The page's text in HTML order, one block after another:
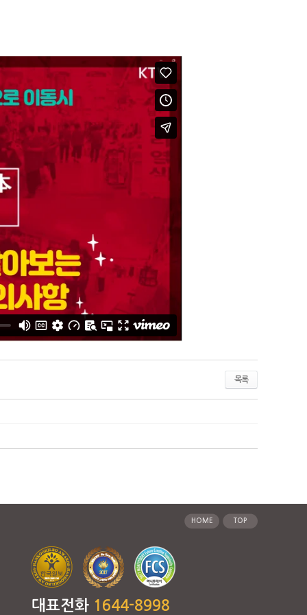
목록
HOME TOP
대표전화 1644-8998